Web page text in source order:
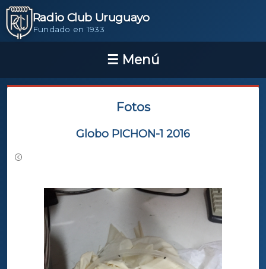
Radio Club Uruguayo
Fundado en 1933
Fotos
Globo PICHON-1 2016